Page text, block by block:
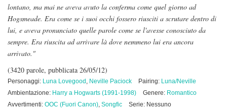
lontano, ma mai ne aveva avuto la conferma come quel giorno ad
Hogsmeade. Era come se i suoi occhi fossero riusciti a scrutare dentro di
lui, e aveva pronunciato quelle parole come se l'avesse conosciuto da
sempre. Era riuscita ad arrivare là dove nemmeno lui era ancora
arrivato."
(3420 parole, pubblicata 26/05/12)
Personaggi: Luna Lovegood , Neville Paciock Pairing: Luna/Neville
Ambientazione: Harry a Hogwarts (1991-1998) Genere: Romantico
Avvertimenti: OOC (Fuori Canon), Songfic
Serie: Nessuno